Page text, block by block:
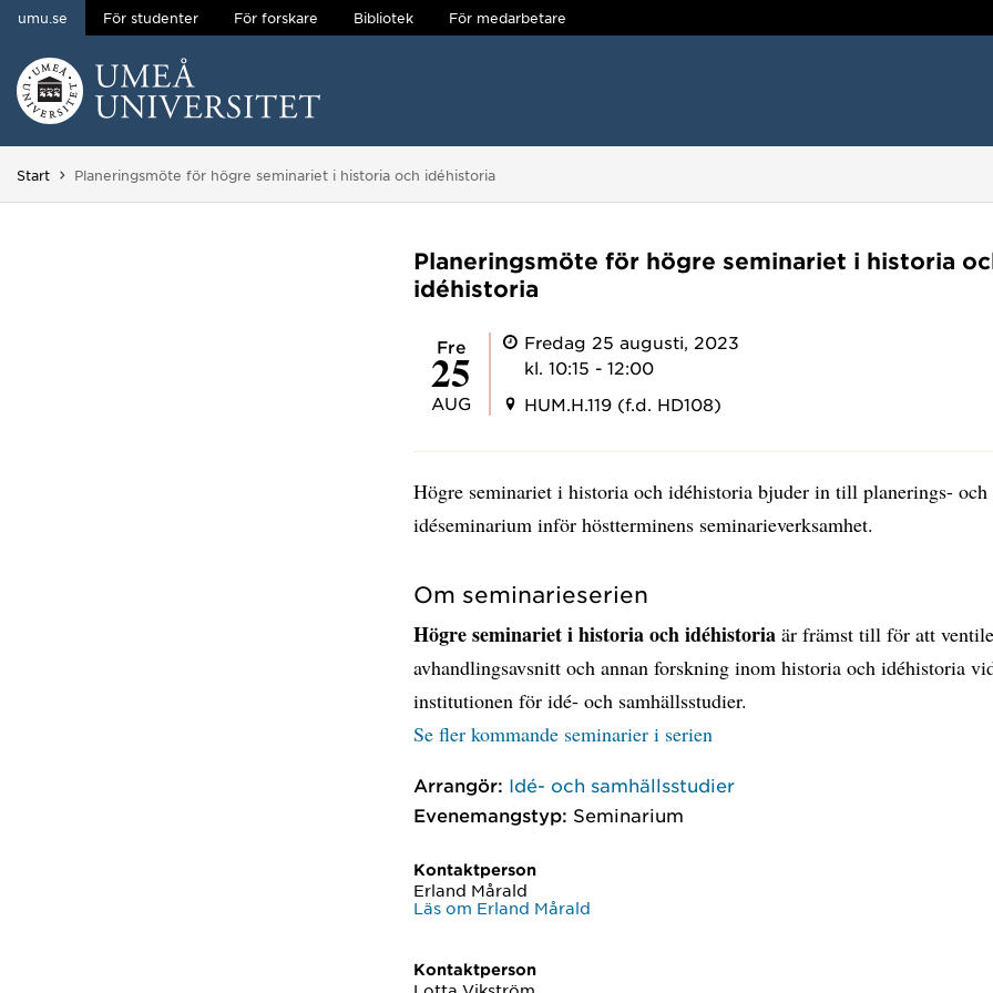
Hoppa direkt till innehållet
umu.se För studenter För forskare Bibliotek För medarbetare
Huvudmenyn dold.
Start Du är här:
Planeringsmöte för högre seminariet i historia och idéhistoria
Planeringsmöte för högre seminariet i historia
idéhistoria
fre
25
AUG
Fredag 25 augusti, 2023
kl. 10:15 - 12:00
HUM.H.119 (f.d. HD108)
Högre seminariet i historia och idéhistoria bjuder in till planerings- och
idéseminarium inför höstterminens seminarieverksamhet.
Om seminarieserien
Högre seminariet i historia och idéhistoria är främst till för att
avhandlingsavsnitt och annan forskning inom historia och idéhistoria
institutionen för idé- och samhällsstudier.
Se fler kommande seminarier i serien
Arrangör: Idé- och samhällsstudier
Evenemangstyp: Seminarium
Kontaktperson
Erland Mårald
Läs om Erland Mårald
Kontaktperson